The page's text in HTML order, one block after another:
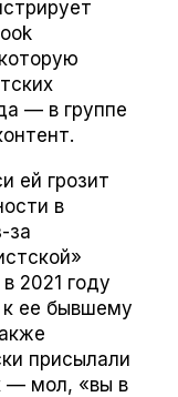
— в группе
ей грозит
в
за
2021 году
ее бывшему
присылали
— мол, «вы в